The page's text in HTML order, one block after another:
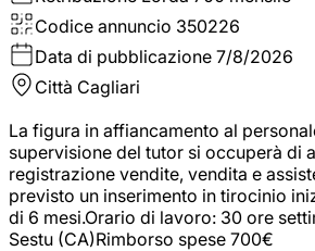
Codice annuncio 350226
Data di pubblicazione 7/8/2026
Città Cagliari
La figura in affiancamento al
supervisione del tutor si occuperà di
registrazione vendite, vendita e
previsto un inserimento in tirocinio
di 6 mesi.Orario di lavoro: 30 ore
Sestu (CA)Rimborso spese 700€